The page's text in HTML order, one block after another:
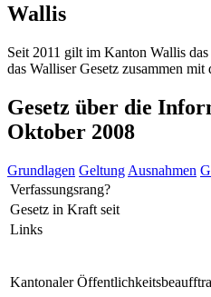
Wallis
Seit 2011 gilt im Kanton Wallis
das Walliser Gesetz zusammen
Gesetz über die
Oktober 2008
Grundlagen Geltung Ausnahmen
Verfassungsrang?
Gesetz in Kraft seit
Links
Kantonaler